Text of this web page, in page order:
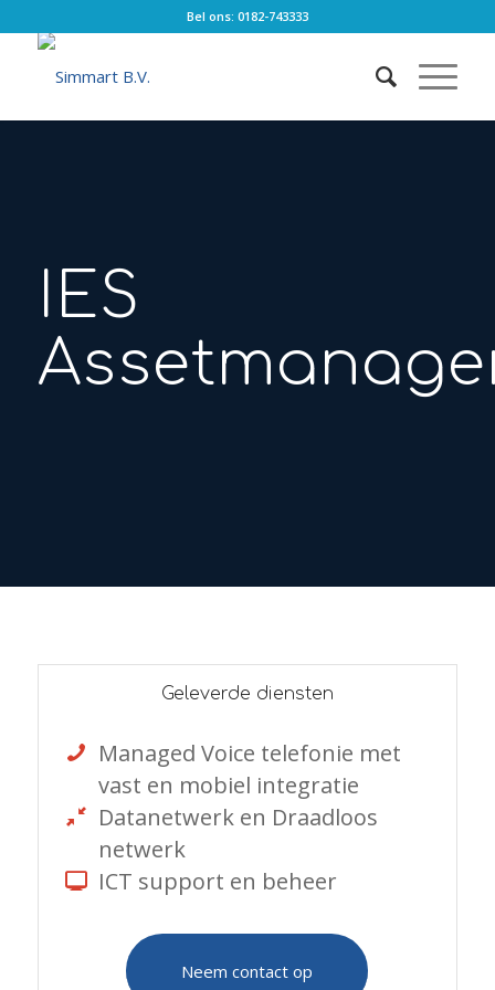
Bel ons: 0182-743333
IES
Geleverde diensten
Managed Voice telefonie met
vast en mobiel integratie
Datanetwerk en Draadloos
netwerk
ICT support en beheer
Neem contact op